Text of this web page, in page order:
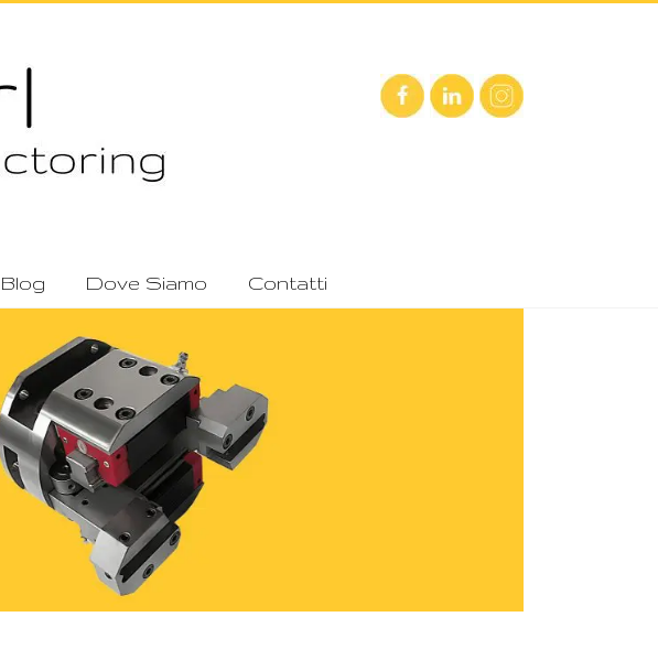
Blog Dove Siamo Contatti